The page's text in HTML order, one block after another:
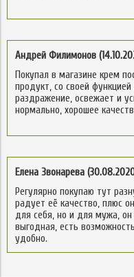
Андрей Филимонов
Покупал в магазине крем
продукт, со своей
раздражение, освежает и
нормально, хорошее
Елена Звонарева
Регулярно покупаю тут
радует её качество, плюс
для себя, но и для мужа,
выгодная, есть
удобно.